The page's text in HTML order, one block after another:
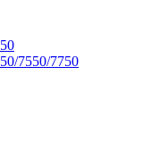
7550/7750